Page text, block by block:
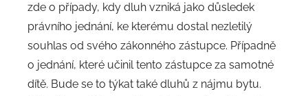
zde o případy, kdy dluh vzniká jako důsledek
právního jednání, ke kterému dostal nezletilý
souhlas od svého zákonného zástupce. Případně
o jednání, které učinil tento zástupce za samotné
dítě. Bude se to týkat také dluhů z nájmu bytu.